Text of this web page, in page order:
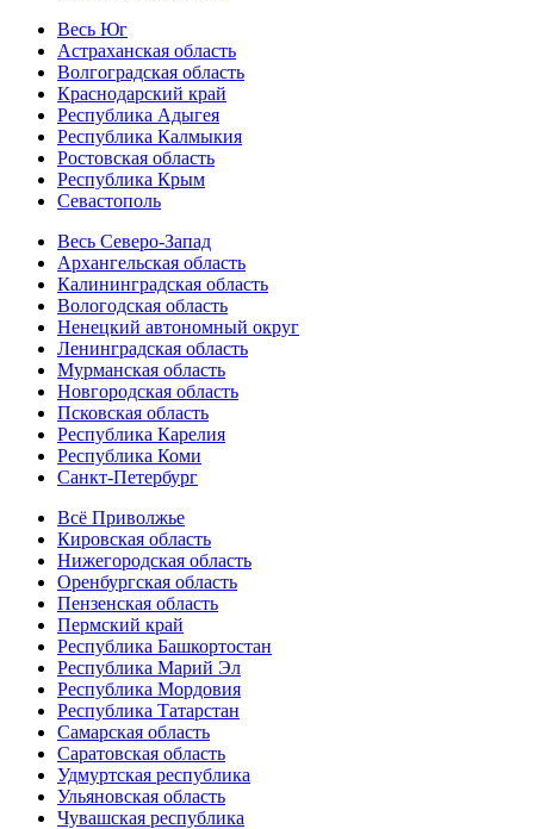
Весь Юг
Астраханская область
Волгоградская область
Краснодарский край
Республика Адыгея
Республика Калмыкия
Ростовская область
Республика Крым
Севастополь
Весь Северо-Запад
Архангельская область
Калининградская область
Вологодская область
Ненецкий автономный округ
Ленинградская область
Мурманская область
Новгородская область
Псковская область
Республика Карелия
Республика Коми
Санкт-Петербург
Всё Приволжье
Кировская область
Нижегородская область
Оренбургская область
Пензенская область
Пермский край
Республика Башкортостан
Республика Марий Эл
Республика Мордовия
Республика Татарстан
Самарская область
Саратовская область
Удмуртская республика
Ульяновская область
Чувашская республика